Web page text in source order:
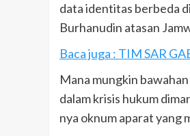
data identitas berbeda
Burhanudin atasan
Baca juga : TIM SAR
Mana mungkin
dalam krisis hukum
nya oknum aparat yang